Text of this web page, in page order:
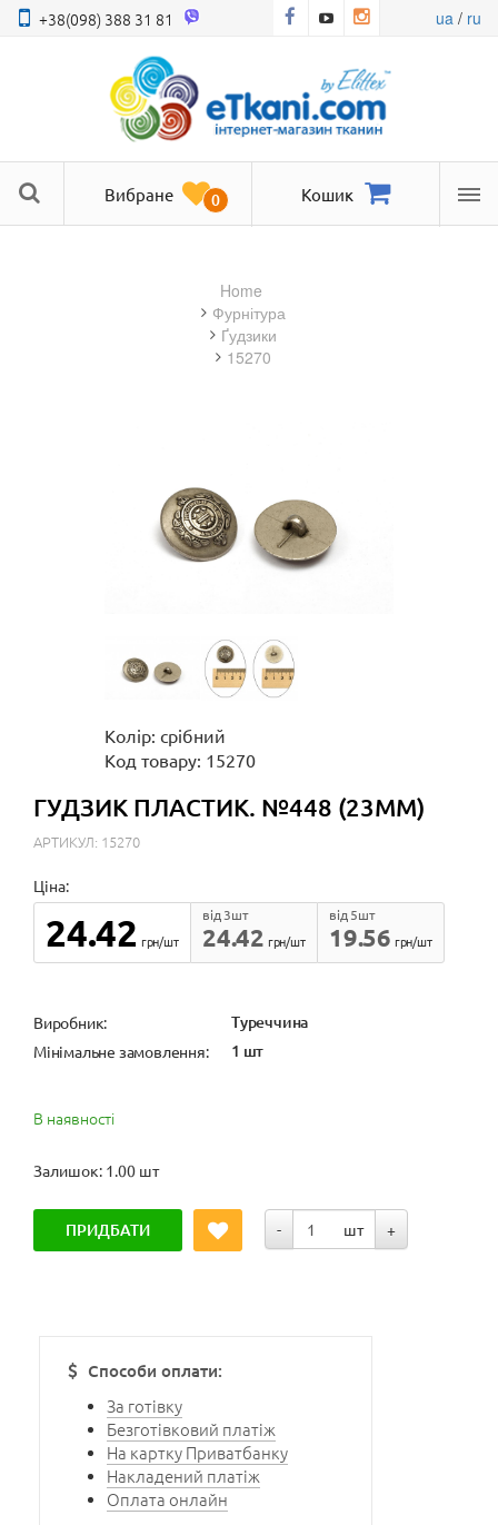
+38(098) 388 31 81 ua/ ru
Вибране 0 Кошик
Home
фурнітура
Ґудзики
15270
Колір: срібний
Код товару: 15270
ГУДЗИК ПЛАСТИК. №448 (23ММ)
АРТИКУЛ: 15270
Ціна:
24.42 грн/шт 24.42
від 3шт
грн/шт
19.56
від 5шт
грн/шт
Виробник: Туреччина
Мінімальне замовлення: 1 шт
В наявності
Залишок: 1.00 шт
ПРИДБАТИ - шт +
Способи оплати:
За готівку
Безготівковий платіж
На картку Приватбанку
Накладений платіж
Оплата онлайн